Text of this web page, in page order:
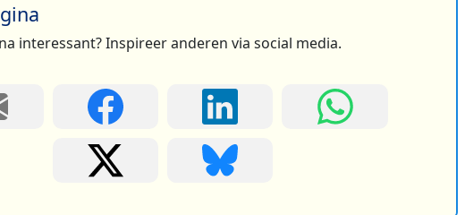
interessant? Inspireer anderen via social media.